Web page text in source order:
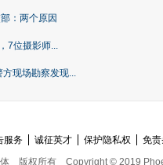
：两个原因
7位摄影师...
现场勘察发现...
服务 诚征英才 保护隐私权 免责
版权所有 Copyright © 2019